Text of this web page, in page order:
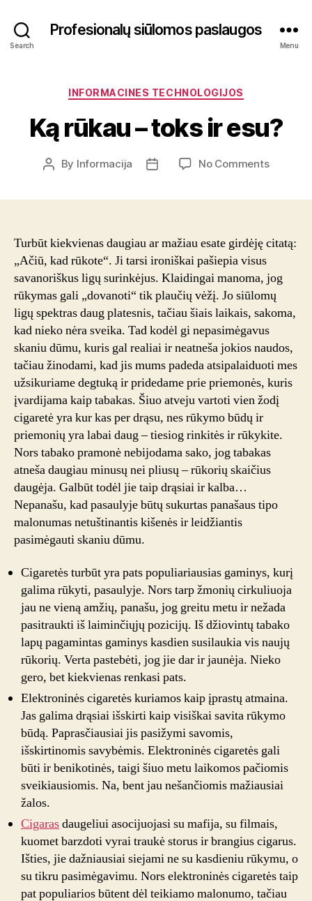
Search
Profesionalų siūlomos paslaugos
Menu
Categories
INFORMACINES TECHNOLOGIJOS
Ką rūkau – toks ir esu?
Post
By Informacija
Post
No Commentson
ir
Turbūt kiekvienas daugiau ar mažiau esate girdėję citatą:
„Ačiū, kad rūkote“. Ji tarsi ironiškai pašiepia visus
savanoriškus ligų surinkėjus. Klaidingai manoma, jog
rūkymas gali „dovanoti“ tik plaučių vėžį. Jo siūlomų
ligų spektras daug platesnis, tačiau šiais laikais, sakoma,
kad nieko nėra sveika. Tad kodėl gi nepasimėgavus
skaniu dūmu, kuris gal realiai ir neatneša jokios naudos,
tačiau žinodami, kad jis mums padeda atsipalaiduoti mes
užsikuriame degtuką ir pridedame prie priemonės, kuris
įvardijama kaip tabakas. Šiuo atveju vartoti vien žodį
cigaretė yra kur kas per drąsu, nes rūkymo būdų ir
priemonių yra labai daug – tiesiog rinkitės ir rūkykite.
Nors tabako pramonė nebijodama sako, jog tabakas
atneša daugiau minusų nei pliusų – rūkorių skaičius
daugėja. Galbūt todėl jie taip drąsiai ir kalba…
Nepanašu, kad pasaulyje būtų sukurtas panašaus tipo
malonumas netuštinantis kišenės ir leidžiantis
pasimėgauti skaniu dūmu.
Cigaretės turbūt yra pats populiariausias gaminys, kurį
galima rūkyti, pasaulyje. Nors tarp žmonių cirkuliuoja
jau ne vieną amžių, panašu, jog greitu metu ir nežada
pasitraukti iš laiminčiųjų pozicijų. Iš džiovintų tabako
lapų pagamintas gaminys kasdien susilaukia vis naujų
rūkorių. Verta pastebėti, jog jie dar ir jaunėja. Nieko
gero, bet kiekvienas renkasi pats.
Elektroninės cigaretės kuriamos kaip įprastų atmaina.
Jas galima drąsiai išskirti kaip visiškai savita rūkymo
būdą. Paprasčiausiai jis pasižymi savomis,
išskirtinomis savybėmis. Elektroninės cigaretės gali
būti ir benikotinės, taigi šiuo metu laikomos pačiomis
sveikiausiomis. Na, bent jau nešančiomis mažiausiai
žalos.
Cigarasdaugeliui asocijuojasi su mafija, su filmais,
kuomet barzdoti vyrai traukė storus ir brangius cigarus.
Išties, jie dažniausiai siejami ne su kasdieniu rūkymu, o
su tikru pasimėgavimu. Nors elektroninės cigaretės taip
pat populiarios būtent dėl teikiamo malonumo, tačiau